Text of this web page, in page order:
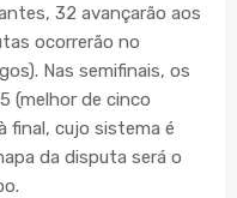
32 avançarão aos
ocorrerão no
Nas semifinais, os
(melhor de cinco
final, cujo sistema é
da disputa será o